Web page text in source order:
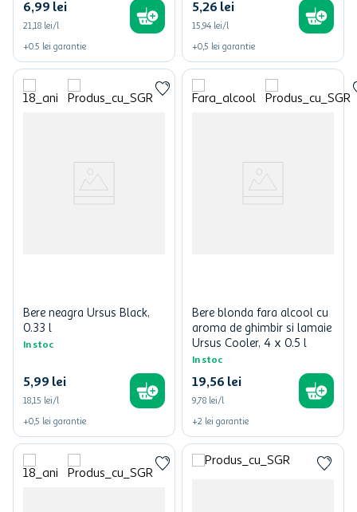
6,99 lei
21,18 lei/l
+0.5 lei garantie
5,26 lei
15,94 lei/l
+0,5 lei garantie
Bere neagra Ursus Black,
0.33 l
In stoc
5,99 lei
18,15 lei/l
+0,5 lei garantie
Bere blonda fara alcool cu
aroma de ghimbir si lamaie
Ursus Cooler, 4 x 0.5 l
In stoc
19,56 lei
9,78 lei/l
+2 lei garantie